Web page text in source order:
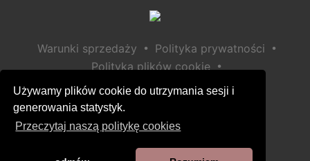
Używamy plików cookie do utrzymania sesji i
generowania statystyk.
Przeczytaj naszą politykę cookies
Warunki sprzedaży • Polityka prywatności •
Polityka plików cookie •
Polityka bezpieczeństwa dzieci
Pomoc / Kontakt